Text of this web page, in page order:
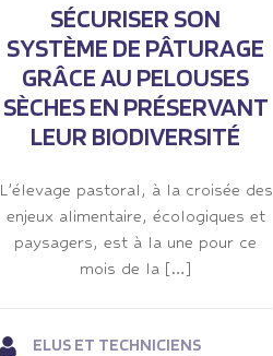
SÉCURISER SON
SYSTÈME DE PÂTURAGE
GRÂCE AU PELOUSES
SÈCHES EN PRÉSERVANT
LEUR BIODIVERSITÉ
L’élevage pastoral, à la croisée des
enjeux alimentaire, écologiques et
paysagers, est à la une pour ce
mois de la […]
ELUS ET TECHNICIENS